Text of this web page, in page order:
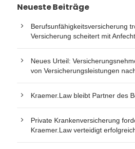
Neueste Beiträge
Berufsunfähigkeitsversicherung
Versicherung scheitert mit
Neues Urteil:
von Versicherungsleistungen
Kraemer.Law bleibt Partner des
Private Krankenversicherung
Kraemer.Law verteidigt